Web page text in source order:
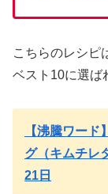
こちらのレシピ
ベスト10に選ば
【沸騰ワー
グ（キムチレ
21日